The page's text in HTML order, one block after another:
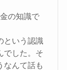
の知識で
という認識
でした。そ
なんて話も